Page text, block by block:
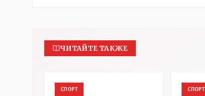
ЧИТАЙТЕ ТАКЖЕ
СПОРТ СПОРТ